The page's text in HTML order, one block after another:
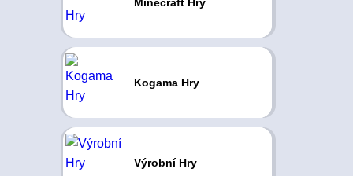
Kogama Hry
Výrobní Hry